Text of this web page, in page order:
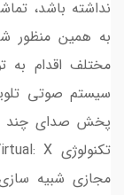
نداشته باشد،
به همین منظور
مختلف اقدام به
پخش صدای چند